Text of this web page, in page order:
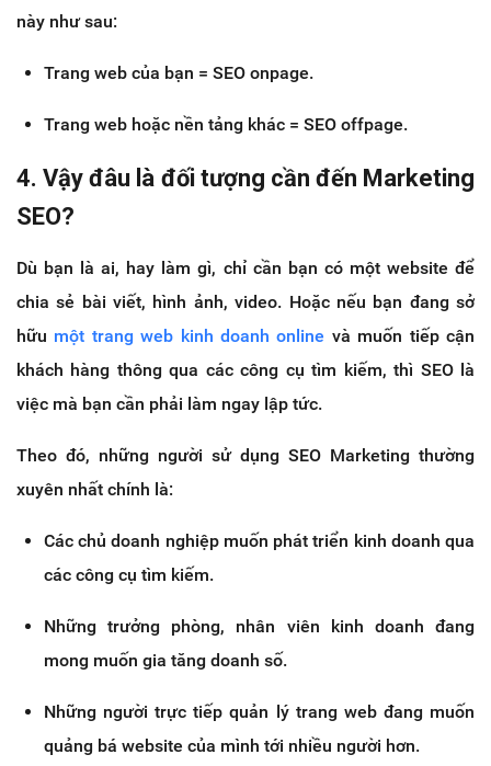
này như sau:
Trang web của bạn = SEO onpage.
Trang web hoặc nền tảng khác = SEO offpage.
4. Vậy đâu là đối tượng cần đến Marketing
SEO?
Dù bạn là ai, hay làm gì, chỉ cần bạn có một website để
chia sẻ bài viết, hình ảnh, video. Hoặc nếu bạn đang sở
hữu một trang web kinh doanh online và muốn tiếp cận
khách hàng thông qua các công cụ tìm kiếm, thì SEO là
việc mà bạn cần phải làm ngay lập tức.
Theo đó, những người sử dụng SEO Marketing thường
xuyên nhất chính là:
Các chủ doanh nghiệp muốn phát triển kinh doanh qua
các công cụ tìm kiếm.
Những trưởng phòng, nhân viên kinh doanh đang
mong muốn gia tăng doanh số.
Những người trực tiếp quản lý trang web đang muốn
quảng bá website của mình tới nhiều người hơn.